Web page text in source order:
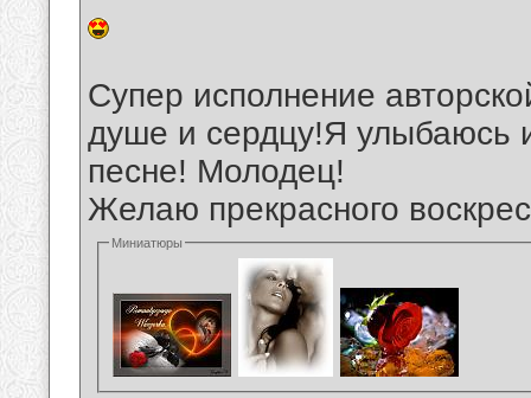
Супер исполнение
душе и сердцу!Я улыбаюсь
песне! Молодец!
Желаю прекрасного
Миниатюры